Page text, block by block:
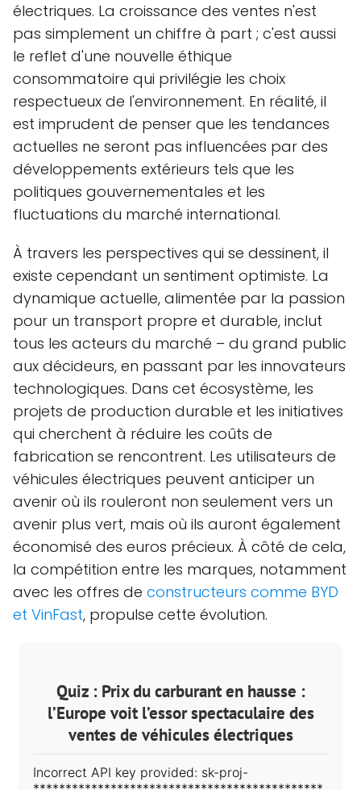
électriques. La croissance des ventes n'est
pas simplement un chiffre à part ; c'est aussi
le reflet d'une nouvelle éthique
consommatoire qui privilégie les choix
respectueux de l'environnement. En réalité, il
est imprudent de penser que les tendances
actuelles ne seront pas influencées par des
développements extérieurs tels que les
politiques gouvernementales et les
fluctuations du marché international.
À travers les perspectives qui se dessinent, il
existe cependant un sentiment optimiste. La
dynamique actuelle, alimentée par la passion
pour un transport propre et durable, inclut
tous les acteurs du marché – du grand public
aux décideurs, en passant par les innovateurs
technologiques. Dans cet écosystème, les
projets de production durable et les initiatives
qui cherchent à réduire les coûts de
fabrication se rencontrent. Les utilisateurs de
véhicules électriques peuvent anticiper un
avenir où ils rouleront non seulement vers un
avenir plus vert, mais où ils auront également
économisé des euros précieux. À côté de cela,
la compétition entre les marques, notamment
avec les offres de constructeurs comme BYD
et VinFast, propulse cette évolution.
Quiz : Prix du carburant en hausse :
l’Europe voit l’essor spectaculaire des
ventes de véhicules électriques
Incorrect API key provided: sk-proj-